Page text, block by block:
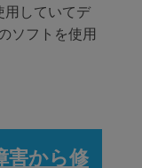
用していてデ
ソフトを使用
害から修